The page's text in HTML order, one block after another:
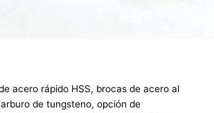
acero rápido HSS, brocas de acero al
de tungsteno, opción de